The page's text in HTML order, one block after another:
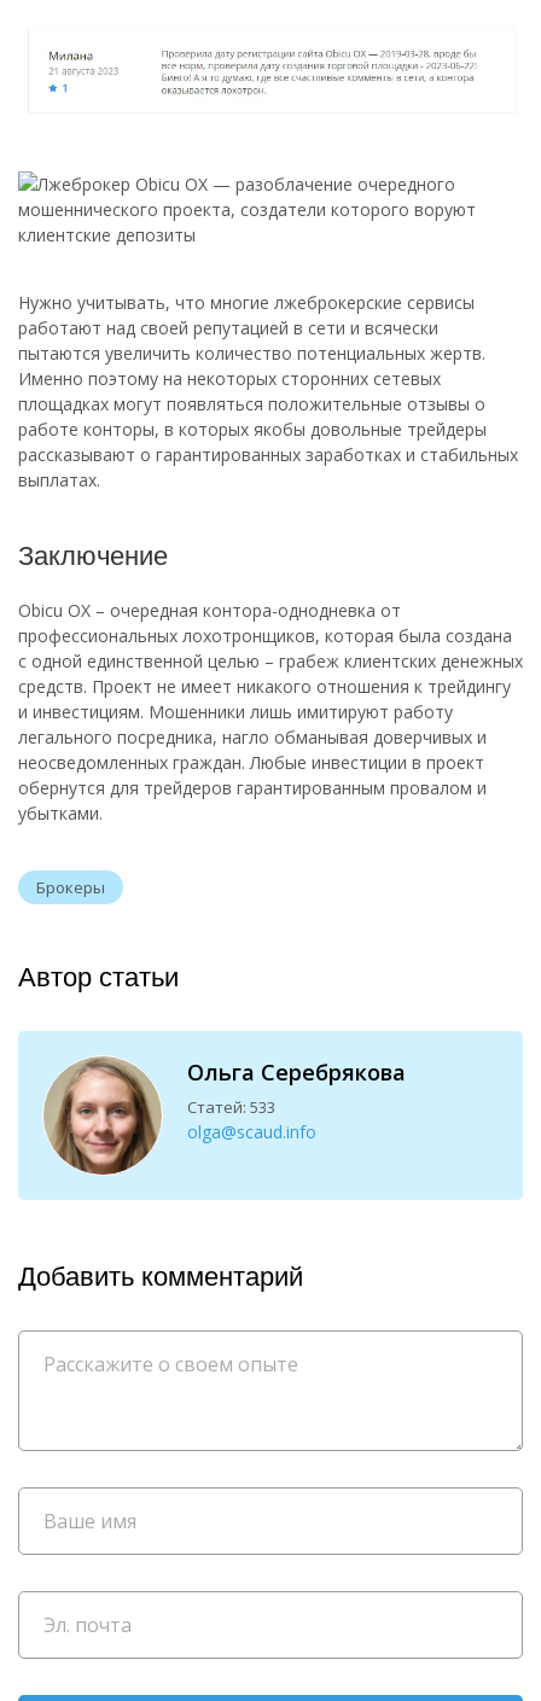
Нужно учитывать, что многие лжеброкерские сервисы
работают над своей репутацией в сети и всячески
пытаются увеличить количество потенциальных жертв.
Именно поэтому на некоторых сторонних сетевых
площадках могут появляться положительные отзывы о
работе конторы, в которых якобы довольные трейдеры
рассказывают о гарантированных заработках и стабильных
выплатах.
Заключение
Obicu OX – очередная контора-однодневка от
профессиональных лохотронщиков, которая была создана
с одной единственной целью – грабеж клиентских денежных
средств. Проект не имеет никакого отношения к трейдингу
и инвестициям. Мошенники лишь имитируют работу
легального посредника, нагло обманывая доверчивых и
неосведомленных граждан. Любые инвестиции в проект
обернутся для трейдеров гарантированным провалом и
убытками.
Брокеры
Автор статьи
Ольга Серебрякова
Статей: 533
olga@scaud.info
Добавить комментарий